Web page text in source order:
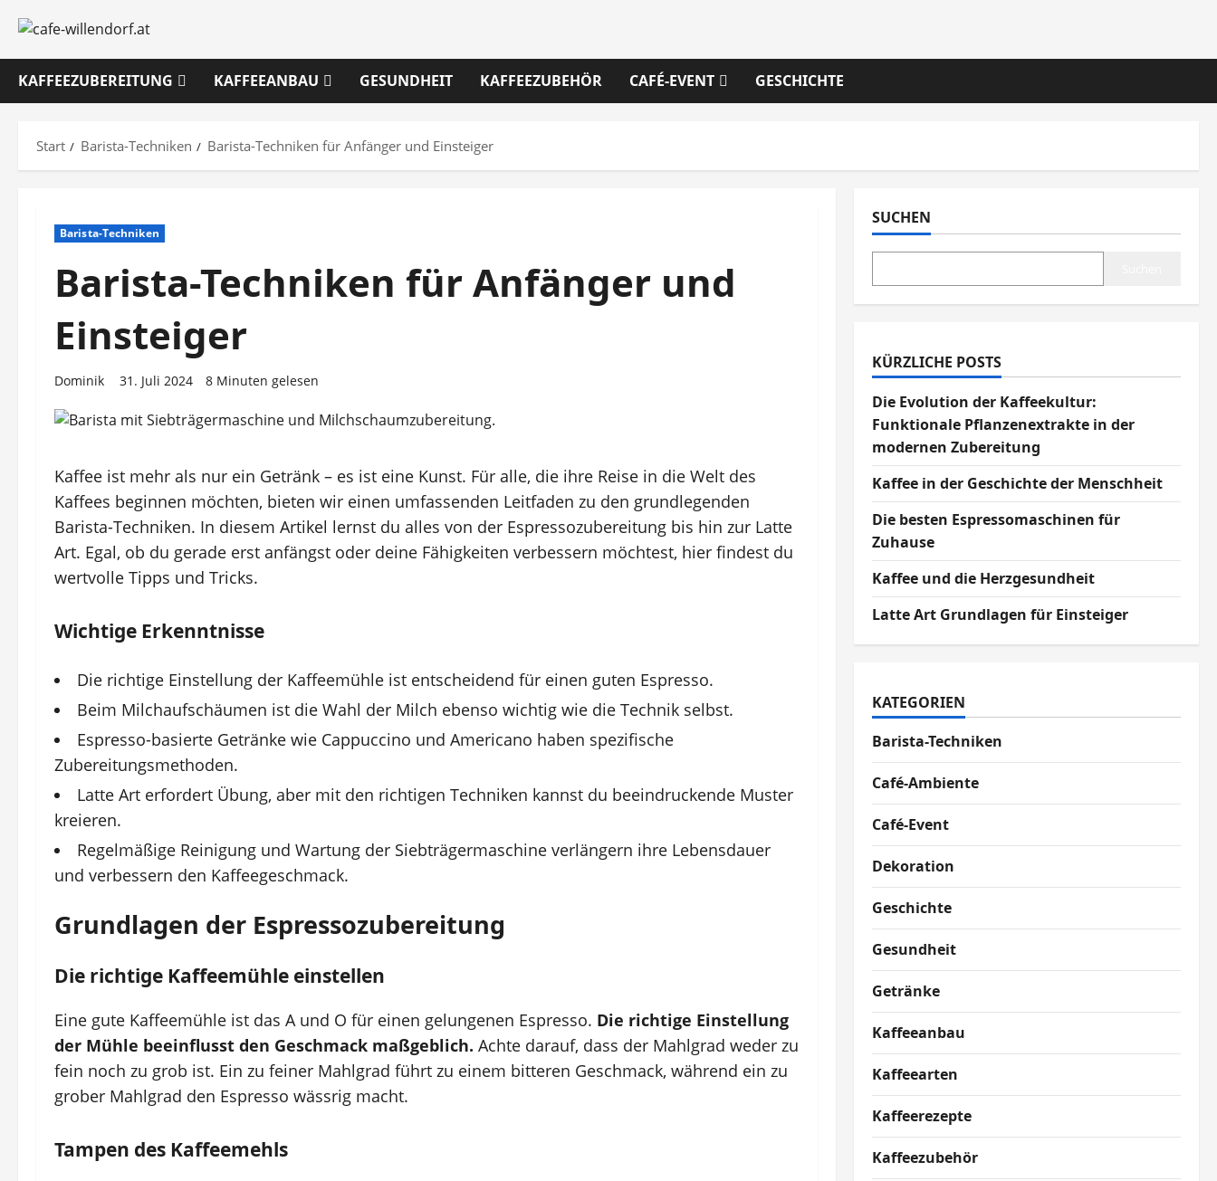
Inhalt
springen
KAFFEEZUBEREITUNG
KAFFEEANBAU GESUNDHEIT KAFFEEZUBEHÖR CAFÉ-EVENT GESCHICHTE
Start Barista-Techniken Barista-Techniken für Anfänger und Einsteiger
Barista-Techniken
Barista-Techniken für Anfänger und
Einsteiger
Dominik 31. Juli 2024 8 Minuten gelesen
Kaffee ist mehr als nur ein Getränk – es ist eine Kunst. Für alle, die ihre Reise in die Welt des
Kaffees beginnen möchten, bieten wir einen umfassenden Leitfaden zu den grundlegenden
Barista-Techniken. In diesem Artikel lernst du alles von der Espressozubereitung bis hin zur Latte
Art. Egal, ob du gerade erst anfängst oder deine Fähigkeiten verbessern möchtest, hier findest du
wertvolle Tipps und Tricks.
Wichtige Erkenntnisse
Die richtige Einstellung der Kaffeemühle ist entscheidend für einen guten Espresso.
Beim Milchaufschäumen ist die Wahl der Milch ebenso wichtig wie die Technik selbst.
Espresso-basierte Getränke wie Cappuccino und Americano haben spezifische
Zubereitungsmethoden.
Latte Art erfordert Übung, aber mit den richtigen Techniken kannst du beeindruckende Muster
kreieren.
Regelmäßige Reinigung und Wartung der Siebträgermaschine verlängern ihre Lebensdauer
und verbessern den Kaffeegeschmack.
Grundlagen der Espressozubereitung
Die richtige Kaffeemühle einstellen
Eine gute Kaffeemühle ist das A und O für einen gelungenen Espresso. Die richtige Einstellung
der Mühle beeinflusst den Geschmack maßgeblich. Achte darauf, dass der Mahlgrad weder zu
fein noch zu grob ist. Ein zu feiner Mahlgrad führt zu einem bitteren Geschmack, während ein zu
grober Mahlgrad den Espresso wässrig macht.
Tampen des Kaffeemehls
SUCHEN
KÜRZLICHE POSTS
Die Evolution der Kaffeekultur:
Funktionale Pflanzenextrakte in der
modernen Zubereitung
Kaffee in der Geschichte der Menschheit
Die besten Espressomaschinen für
Zuhause
Kaffee und die Herzgesundheit
Latte Art Grundlagen für Einsteiger
KATEGORIEN
Barista-Techniken
Café-Ambiente
Café-Event
Dekoration
Geschichte
Gesundheit
Getränke
Kaffeeanbau
Kaffeearten
Kaffeerezepte
Kaffeezubehör